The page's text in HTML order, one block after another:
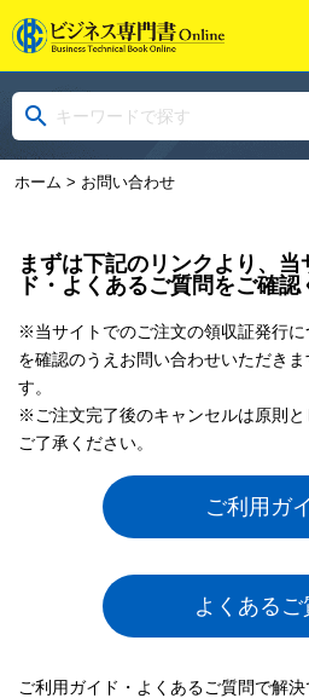
ホーム > お問い合わせ
まずは下記のリンクより、
ド・よくあるご質問をご確認
※当サイトでのご注文の領収証発行
を確認のうえお問い合わせいただき
す。
※ご注文完了後のキャンセルは原則
ご了承ください。
ご利用ガ
よくあるご
ご利用ガイド・よくあるご質問で解